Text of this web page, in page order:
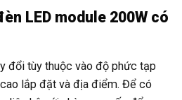
LED module 200W có
đổi tùy thuộc vào độ phức tạp
lắp đặt và địa điểm. Để có